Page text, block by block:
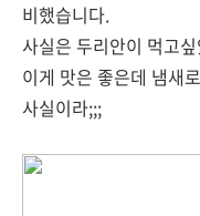
비했습니다.
사실은 두리안이 먹고
이게 맛은 좋은데 냄새
사실이라;;;